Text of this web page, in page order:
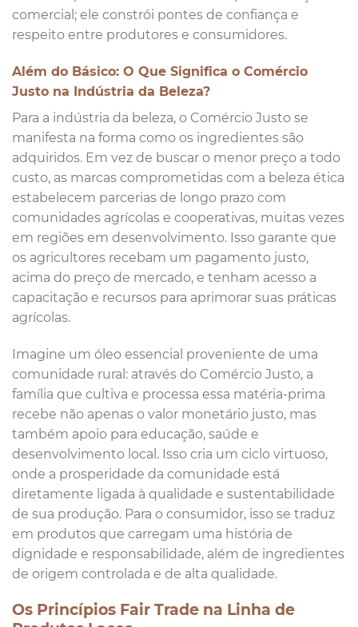
comercial; ele constrói pontes de confiança e
respeito entre produtores e consumidores.
Além do Básico: O Que Significa o Comércio
Justo na Indústria da Beleza?
Para a indústria da beleza, o Comércio Justo se
manifesta na forma como os ingredientes são
adquiridos. Em vez de buscar o menor preço a todo
custo, as marcas comprometidas com a beleza ética
estabelecem parcerias de longo prazo com
comunidades agrícolas e cooperativas, muitas vezes
em regiões em desenvolvimento. Isso garante que
os agricultores recebam um pagamento justo,
acima do preço de mercado, e tenham acesso a
capacitação e recursos para aprimorar suas práticas
agrícolas.
Imagine um óleo essencial proveniente de uma
comunidade rural: através do Comércio Justo, a
família que cultiva e processa essa matéria-prima
recebe não apenas o valor monetário justo, mas
também apoio para educação, saúde e
desenvolvimento local. Isso cria um ciclo virtuoso,
onde a prosperidade da comunidade está
diretamente ligada à qualidade e sustentabilidade
de sua produção. Para o consumidor, isso se traduz
em produtos que carregam uma história de
dignidade e responsabilidade, além de ingredientes
de origem controlada e de alta qualidade.
Os Princípios Fair Trade na Linha de